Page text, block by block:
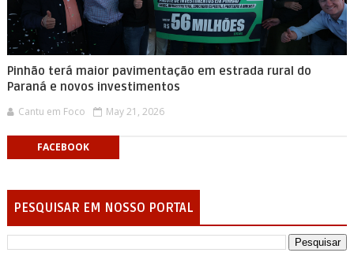
Pinhão terá maior pavimentação em estrada rural do
Paraná e novos investimentos
Cantu em Foco May 21, 2026
FACEBOOK
PESQUISAR EM NOSSO PORTAL